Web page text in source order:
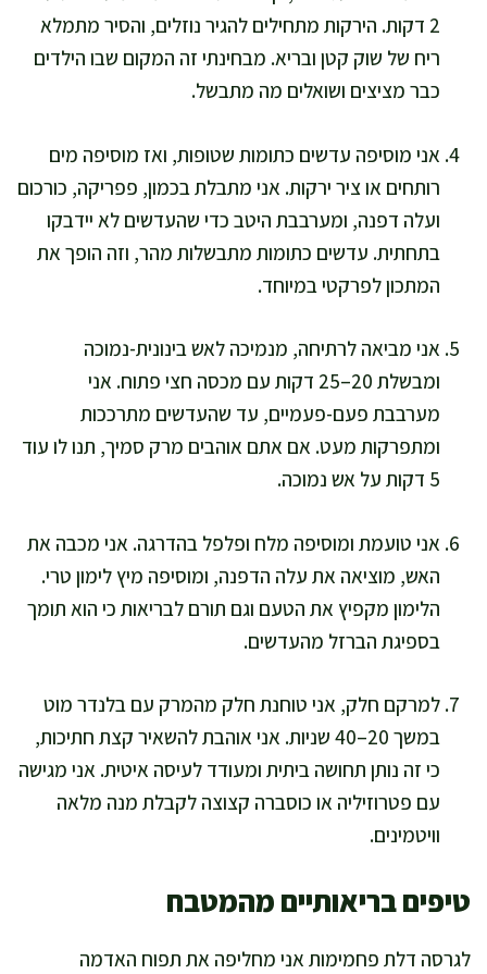
2 דקות. הירקות מתחילים להגיר נוזלים, והסיר מתמלא
ריח של שוק קטן ובריא. מבחינתי זה המקום שבו הילדים
כבר מציצים ושואלים מה מתבשל.
אני מוסיפה עדשים כתומות שטופות, ואז מוסיפה מים
רותחים או ציר ירקות. אני מתבלת בכמון, פפריקה, כורכום
ועלה דפנה, ומערבבת היטב כדי שהעדשים לא יידבקו
בתחתית. עדשים כתומות מתבשלות מהר, וזה הופך את
המתכון לפרקטי במיוחד.
אני מביאה לרתיחה, מנמיכה לאש בינונית-נמוכה
ומבשלת 20–25 דקות עם מכסה חצי פתוח. אני
מערבבת פעם-פעמיים, עד שהעדשים מתרככות
ומתפרקות מעט. אם אתם אוהבים מרק סמיך, תנו לו עוד
5 דקות על אש נמוכה.
אני טועמת ומוסיפה מלח ופלפל בהדרגה. אני מכבה את
האש, מוציאה את עלה הדפנה, ומוסיפה מיץ לימון טרי.
הלימון מקפיץ את הטעם וגם תורם לבריאות כי הוא תומך
בספיגת הברזל מהעדשים.
למרקם חלק, אני טוחנת חלק מהמרק עם בלנדר מוט
במשך 20–40 שניות. אני אוהבת להשאיר קצת חתיכות,
כי זה נותן תחושה ביתית ומעודד לעיסה איטית. אני מגישה
עם פטרוזיליה או כוסברה קצוצה לקבלת מנה מלאה
וויטמינים.
טיפים בריאותיים מהמטבח
לגרסה דלת פחמימות אני מחליפה את תפוח האדמה